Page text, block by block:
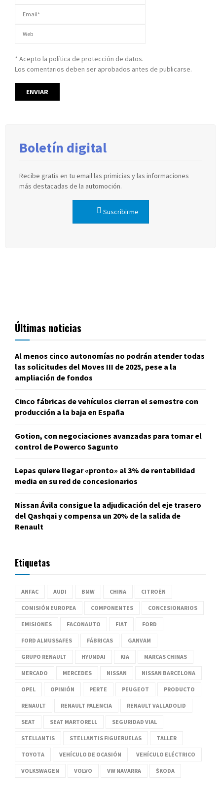
* Acepto la política de protección de datos.
Los comentarios deben ser aprobados antes de publicarse.
Boletín digital
Recibe gratis en tu email las primicias y las informaciones
más destacadas de la automoción.
Suscribirme
Últimas noticias
Al menos cinco autonomías no podrán atender todas
las solicitudes del Moves III de 2025, pese a la
ampliación de fondos
Cinco fábricas de vehículos cierran el semestre con
producción a la baja en España
Gotion, con negociaciones avanzadas para tomar el
control de Powerco Sagunto
Lepas quiere llegar «pronto» al 3% de rentabilidad
media en su red de concesionarios
Nissan Ávila consigue la adjudicación del eje trasero
del Qashqai y compensa un 20% de la salida de
Renault
Etiquetas
ANFAC AUDI BMW CHINA CITROËN
COMISIÓN EUROPEA COMPONENTES CONCESIONARIOS
EMISIONES FACONAUTO FIAT FORD
FORD ALMUSSAFES FÁBRICAS GANVAM
GRUPO RENAULT HYUNDAI KIA MARCAS CHINAS
MERCADO MERCEDES NISSAN NISSAN BARCELONA
OPEL OPINIÓN PERTE PEUGEOT PRODUCTO
RENAULT RENAULT PALENCIA RENAULT VALLADOLID
SEAT SEAT MARTORELL SEGURIDAD VIAL
STELLANTIS STELLANTIS FIGUERUELAS TALLER
TOYOTA VEHÍCULO DE OCASIÓN VEHÍCULO ELÉCTRICO
VOLKSWAGEN VOLVO VW NAVARRA ŠKODA